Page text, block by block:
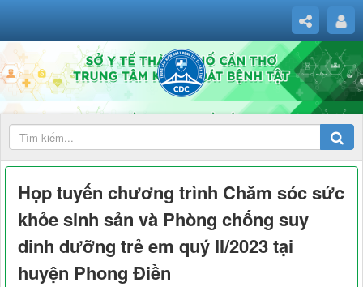
Họp tuyến chương trình Chăm sóc sức
khỏe sinh sản và Phòng chống suy
dinh dưỡng trẻ em quý II/2023 tại
huyện Phong Điền